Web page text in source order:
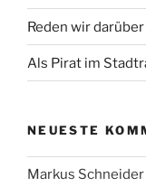
Reden wir darüber
Als Pirat im
NEUESTE
Markus Schneider